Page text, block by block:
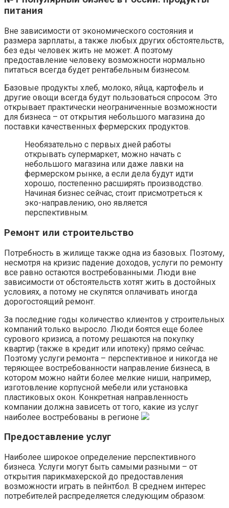
питания
Вне зависимости от экономического состояния и
размера зарплаты, а также любых других обстоятельств,
без еды человек жить не может. А поэтому
предоставление человеку возможности нормально
питаться всегда будет рентабельным бизнесом.
Базовые продукты хлеб, молоко, яйца, картофель и
другие овощи всегда будут пользоваться спросом. Это
открывает практически неограниченные возможности
для бизнеса – от открытия небольшого магазина до
поставки качественных фермерских продуктов.
Необязательно с первых дней работы
открывать супермаркет, можно начать с
небольшого магазина или даже лавки на
фермерском рынке, а если дела будут идти
хорошо, постепенно расширять производство.
Начиная бизнес сейчас, стоит присмотреться к
эко-направлению, оно является
перспективным.
Ремонт или строительство
Потребность в жилище также одна из базовых. Поэтому,
несмотря на кризис падение доходов, услуги по ремонту
все равно остаются востребованными. Люди вне
зависимости от обстоятельств хотят жить в достойных
условиях, а потому не скупятся оплачивать иногда
дорогостоящий ремонт.
За последние годы количество клиентов у строительных
компаний только выросло. Люди боятся еще более
сурового кризиса, а потому решаются на покупку
квартир (также в кредит или ипотеку) прямо сейчас.
Поэтому услуги ремонта – перспективное и никогда не
теряющее востребованности направление бизнеса, в
котором можно найти более мелкие ниши, например,
изготовление корпусной мебели или установка
пластиковых окон. Конкретная направленность
компании должна зависеть от того, какие из услуг
наиболее востребованы в регионе
Предоставление услуг
Наиболее широкое определение перспективного
бизнеса. Услуги могут быть самыми разными – от
открытия парикмахерской до предоставления
возможности играть в пейнтбол. В среднем интерес
потребителей распределяется следующим образом: